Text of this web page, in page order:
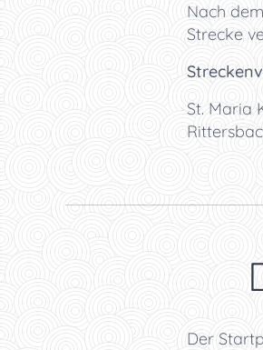
Nach
Strecke
St.
🌲
Der